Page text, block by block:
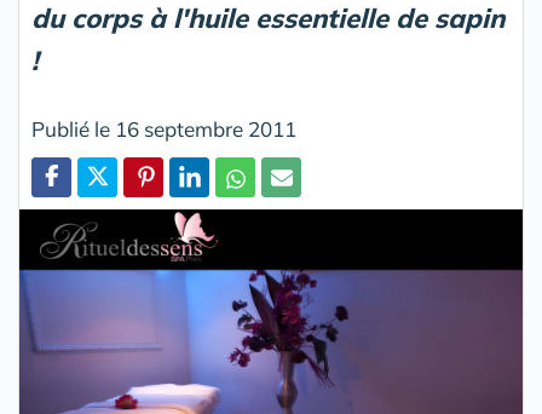
du corps à l'huile essentielle de sapin
!
Publié le 16 septembre 2011
Partager